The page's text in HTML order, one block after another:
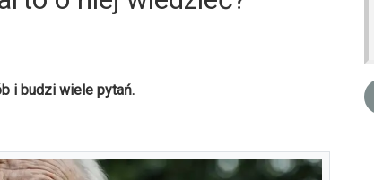
i budzi wiele pytań.